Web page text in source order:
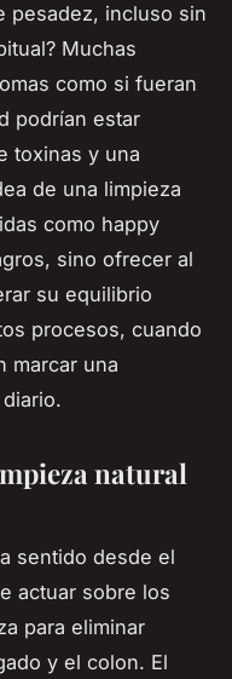
pesadez, incluso sin
Muchas
como si fueran
podrían estar
toxinas y una
de una limpieza
como happy
sino ofrecer al
su equilibrio
procesos, cuando
marcar una
natural
sentido desde el
actuar sobre los
para eliminar
y el colon. El